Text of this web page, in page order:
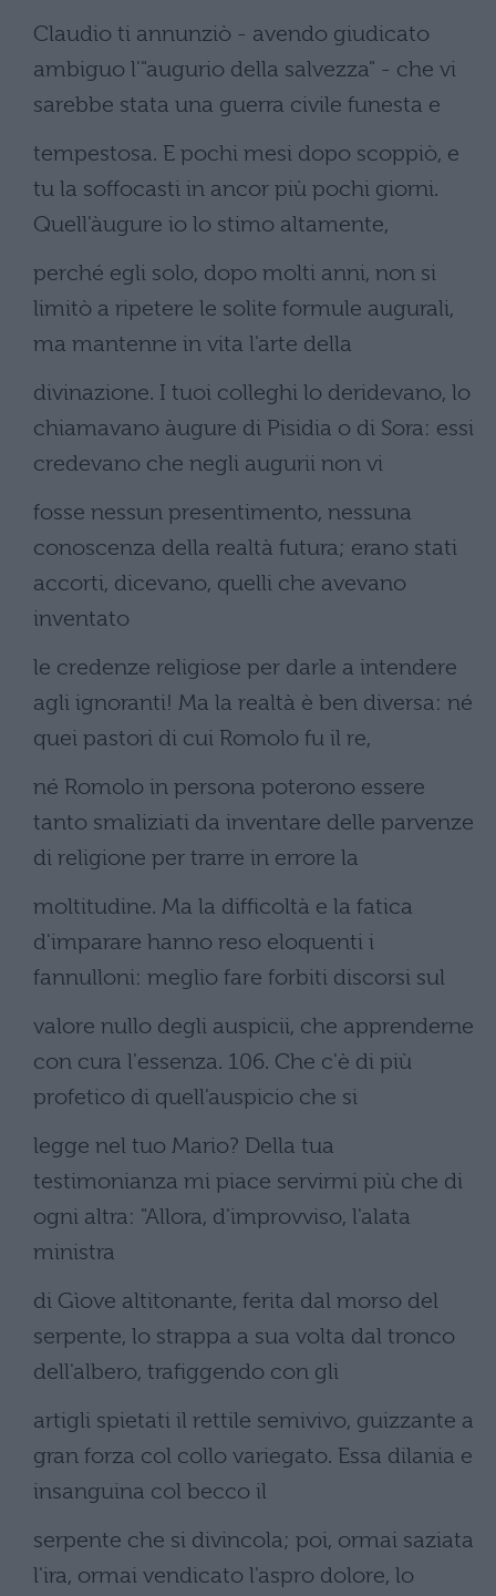
Claudio ti annunziò - avendo giudicato
ambiguo l'"augurio della salvezza" - che vi
sarebbe stata una guerra civile funesta e
tempestosa. E pochi mesi dopo scoppiò, e
tu la soffocasti in ancor più pochi giorni.
Quell'àugure io lo stimo altamente,
perché egli solo, dopo molti anni, non si
limitò a ripetere le solite formule augurali,
ma mantenne in vita l'arte della
divinazione. I tuoi colleghi lo deridevano, lo
chiamavano àugure di Pisidia o di Sora: essi
credevano che negli augurii non vi
fosse nessun presentimento, nessuna
conoscenza della realtà futura; erano stati
accorti, dicevano, quelli che avevano
inventato
le credenze religiose per darle a intendere
agli ignoranti! Ma la realtà è ben diversa: né
quei pastori di cui Romolo fu il re,
né Romolo in persona poterono essere
tanto smaliziati da inventare delle parvenze
di religione per trarre in errore la
moltitudine. Ma la difficoltà e la fatica
d'imparare hanno reso eloquenti i
fannulloni: meglio fare forbiti discorsi sul
valore nullo degli auspicii, che apprenderne
con cura l'essenza. 106. Che c'è di più
profetico di quell'auspicio che si
legge nel tuo Mario? Della tua
testimonianza mi piace servirmi più che di
ogni altra: "Allora, d'improvviso, l'alata
ministra
di Gìove altitonante, ferita dal morso del
serpente, lo strappa a sua volta dal tronco
dell'albero, trafiggendo con gli
artigli spietati il rettile semivivo, guizzante a
gran forza col collo variegato. Essa dilania e
insanguina col becco il
serpente che si divincola; poi, ormai saziata
l'ira, ormai vendicato l'aspro dolore, lo